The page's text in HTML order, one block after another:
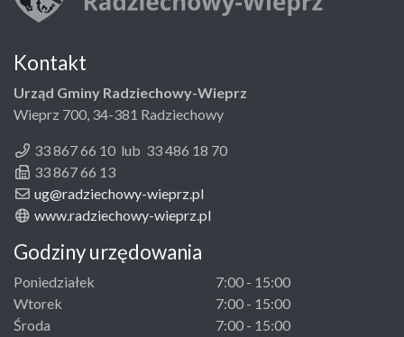
Kontakt
Urząd Gminy Radziechowy-Wieprz
Wieprz 700, 34-381 Radziechowy
33 867 66 10 lub 33 486 18 70
33 867 66 13
ug@radziechowy-wieprz.pl
www.radziechowy-wieprz.pl
Godziny urzędowania
Poniedziałek
7:00 - 15:00
Wtorek
7:00 - 15:00
Środa
7:00 - 15:00